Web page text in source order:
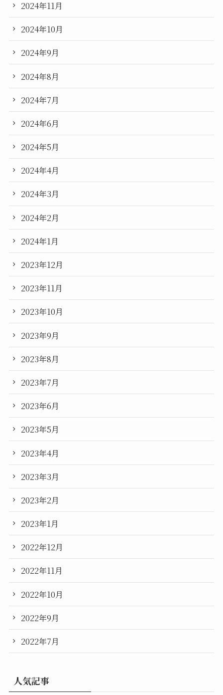
2024年11月
2024年10月
2024年9月
2024年8月
2024年7月
2024年6月
2024年5月
2024年4月
2024年3月
2024年2月
2024年1月
2023年12月
2023年11月
2023年10月
2023年9月
2023年8月
2023年7月
2023年6月
2023年5月
2023年4月
2023年3月
2023年2月
2023年1月
2022年12月
2022年11月
2022年10月
2022年9月
2022年7月
人気記事